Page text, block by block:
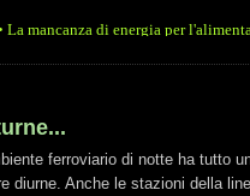
di energia per l'alimentazione
ferroviario di notte ha tutto
diurne. Anche le stazioni della